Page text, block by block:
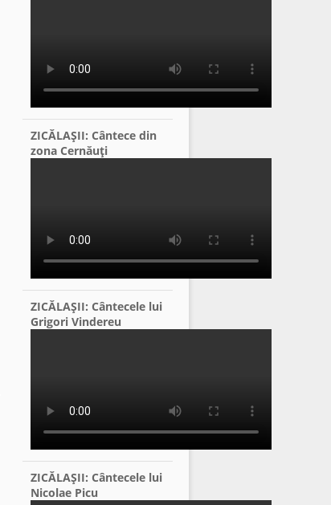
ZICĂLAŞII: Cântece din
zona Cernăuţi
ZICĂLAŞII: Cântecele lui
Grigori Vindereu
ZICĂLAŞII: Cântecele lui
Nicolae Picu